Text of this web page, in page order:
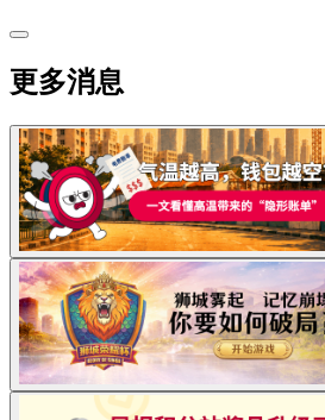
更多消息